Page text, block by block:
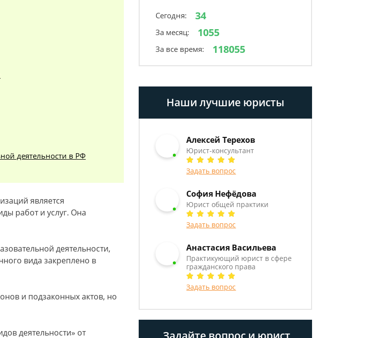
деятельности в РФ
является
работ и услуг. Она
деятельности,
вида закреплено в
и подзаконных актов, но
деятельности» от
Сегодня: 34
За месяц: 1055
За все время: 118055
Наши лучшие юристы
Алексей Терехов
Юрист-консультант
Задать вопрос
София Нефёдова
Юрист общей практики
Задать вопрос
Анастасия Васильева
Практикующий юрист в сфере
гражданского права
Задать вопрос